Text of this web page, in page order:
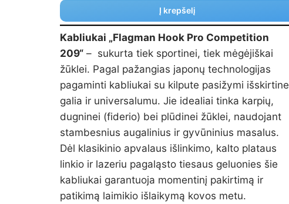
Į krepšelį
Kabliukai „Flagman Hook Pro Competition
209“ – sukurta tiek sportinei, tiek mėgėjiškai
žūklei. Pagal pažangias japonų technologijas
pagaminti kabliukai su kilpute pasižymi išskirtine
galia ir universalumu. Jie idealiai tinka karpių,
dugninei (fiderio) bei plūdinei žūklei, naudojant
stambesnius augalinius ir gyvūninius masalus.
Dėl klasikinio apvalaus išlinkimo, kalto plataus
linkio ir lazeriu pagaląsto tiesaus geluonies šie
kabliukai garantuoja momentinį pakirtimą ir
patikimą laimikio išlaikymą kovos metu.